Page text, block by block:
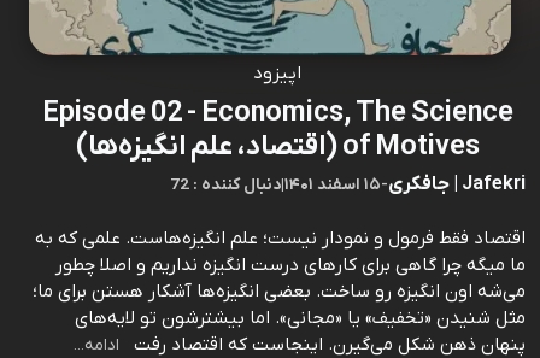
اپیزود
Episode 02 - Economics, The Science
of Motives (اقتصاد، علم انگیزه‌ها)
Jafekri | جافکری -۱۵ اسفند ۱۴۰۱ |72 : دنبال کننده
اقتصاد فقط فرمول و نمودار نیست؛ علم انگیزه‌هاست. علمی که به
ما میگه چرا گاهی برای کارهای درست انگیزه نداریم و اصلا چطور
می‌شه اون انگیزه رو ساخت. بعضی انگیزه‌ها آشکار هستن برای ما؛
مثل شنیدن «تخفیف» یا «مجانی». اما بیشترشون تو لایه‌های
پنهان ذهن شکل می‌گیرن. اینجاست که اقتصاد رفت
ادامه...